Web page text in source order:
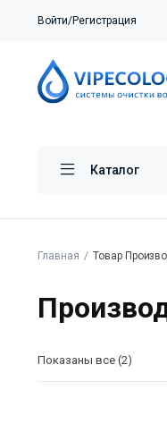
Войти/Регистрация
Каталог
Главная Товар
Показаны все (2)